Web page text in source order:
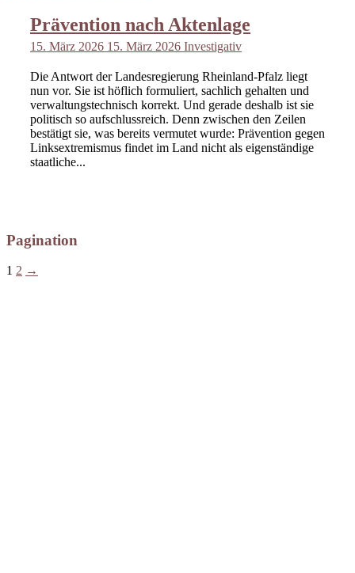
Prävention nach Aktenlage
15. März 2026 15. März 2026 Investigativ
Die Antwort der Landesregierung Rheinland-Pfalz liegt
nun vor. Sie ist höflich formuliert, sachlich gehalten und
verwaltungstechnisch korrekt. Und gerade deshalb ist sie
politisch so aufschlussreich. Denn zwischen den Zeilen
bestätigt sie, was bereits vermutet wurde: Prävention gegen
Linksextremismus findet im Land nicht als eigenständige
staatliche...
Pagination
1 2 →